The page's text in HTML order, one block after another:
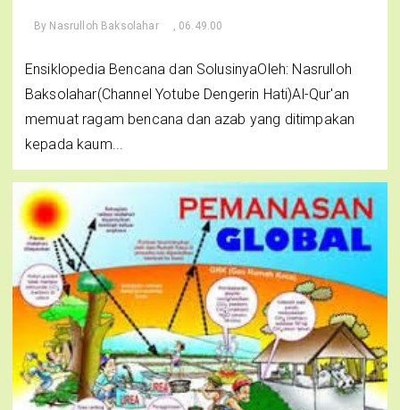
By Nasrulloh Baksolahar , 06.49.00
Ensiklopedia Bencana dan SolusinyaOleh: Nasrulloh
Baksolahar(Channel Yotube Dengerin Hati)Al-Qur'an
memuat ragam bencana dan azab yang ditimpakan
kepada kaum...